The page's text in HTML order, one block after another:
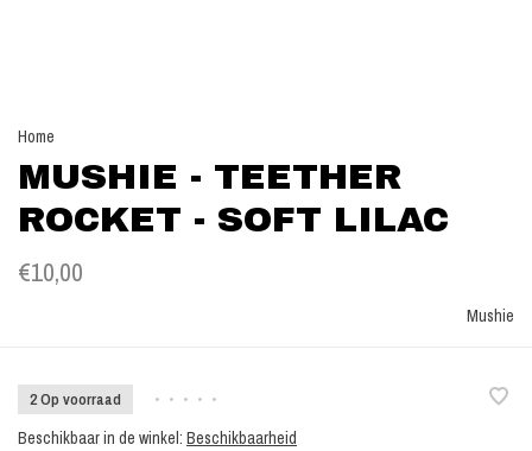
Home
MUSHIE - TEETHER
ROCKET - SOFT LILAC
€10,00
Mushie
2 Op voorraad • • • • •
Beschikbaar in de winkel: Beschikbaarheid